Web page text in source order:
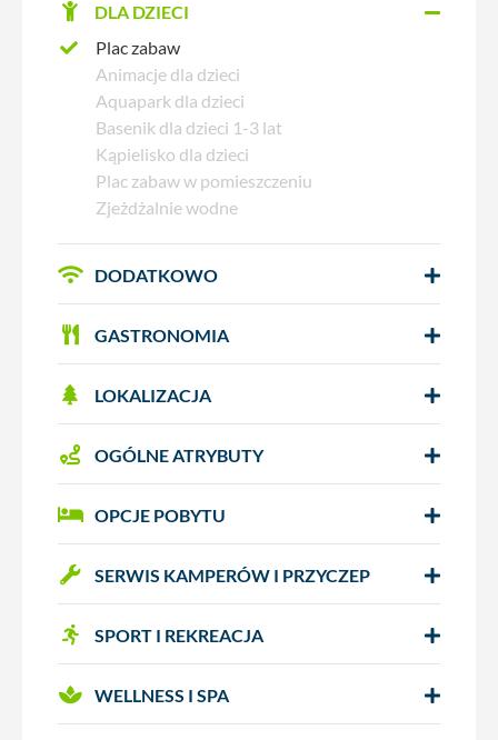
DLA DZIECI
Plac zabaw
Animacje dla dzieci
Aquapark dla dzieci
Basenik dla dzieci 1-3 lat
Kąpielisko dla dzieci
Plac zabaw w pomieszczeniu
Zjeżdżalnie wodne
DODATKOWO
GASTRONOMIA
LOKALIZACJA
OGÓLNE ATRYBUTY
OPCJE POBYTU
SERWIS KAMPERÓW I PRZYCZEP
SPORT I REKREACJA
WELLNESS I SPA